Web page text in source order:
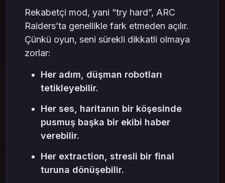
Rekabetçi mod, yani “try hard”, ARC
Raiders’ta genellikle fark etmeden açılır.
Çünkü oyun, seni sürekli dikkatli olmaya
zorlar:
Her adım, düşman robotları
tetikleyebilir.
Her ses, haritanın bir köşesinde
pusmuş başka bir ekibi haber
verebilir.
Her extraction, stresli bir final
turuna dönüşebilir.